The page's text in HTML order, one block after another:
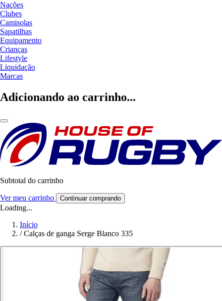
Nações
Clubes
Camisolas
Sapatilhas
Equipamento
Crianças
Lifestyle
Liquidação
Marcas
Adicionando ao carrinho...
Subtotal do carrinho
Ver meu carrinho Continuar comprando
Loading...
Início
/ Calças de ganga Serge Blanco 335